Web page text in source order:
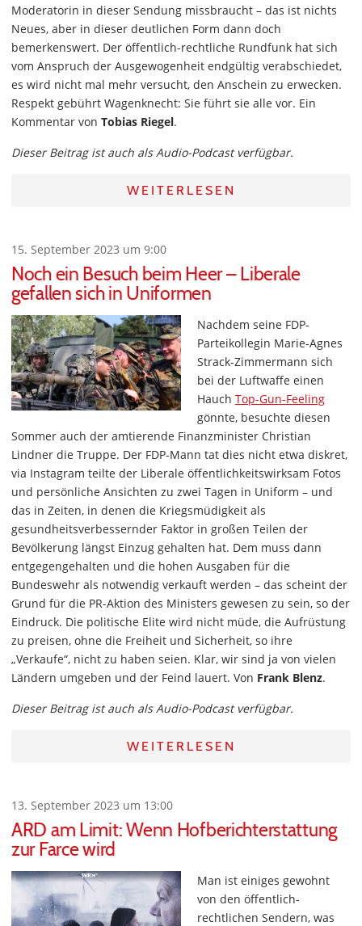
Moderatorin in dieser Sendung missbraucht – das ist nichts
Neues, aber in dieser deutlichen Form dann doch
bemerkenswert. Der öffentlich-rechtliche Rundfunk hat sich
vom Anspruch der Ausgewogenheit endgültig verabschiedet,
es wird nicht mal mehr versucht, den Anschein zu erwecken.
Respekt gebührt Wagenknecht: Sie führt sie alle vor. Ein
Kommentar von Tobias Riegel.
Dieser Beitrag ist auch als Audio-Podcast verfügbar.
WEITERLESEN
15. September 2023 um 9:00
Noch ein Besuch beim Heer – Liberale
gefallen sich in Uniformen
Nachdem seine FDP-
Parteikollegin Marie-Agnes
Strack-Zimmermann sich
bei der Luftwaffe einen
Hauch Top-Gun-Feeling
gönnte, besuchte diesen
Sommer auch der amtierende Finanzminister Christian
Lindner die Truppe. Der FDP-Mann tat dies nicht etwa diskret,
via Instagram teilte der Liberale öffentlichkeitswirksam Fotos
und persönliche Ansichten zu zwei Tagen in Uniform – und
das in Zeiten, in denen die Kriegsmüdigkeit als
gesundheitsverbessernder Faktor in großen Teilen der
Bevölkerung längst Einzug gehalten hat. Dem muss dann
entgegengehalten und die hohen Ausgaben für die
Bundeswehr als notwendig verkauft werden – das scheint der
Grund für die PR-Aktion des Ministers gewesen zu sein, so der
Eindruck. Die politische Elite wird nicht müde, die Aufrüstung
zu preisen, ohne die Freiheit und Sicherheit, so ihre
„Verkaufe“, nicht zu haben seien. Klar, wir sind ja von vielen
Ländern umgeben und der Feind lauert. Von Frank Blenz.
Dieser Beitrag ist auch als Audio-Podcast verfügbar.
WEITERLESEN
13. September 2023 um 13:00
ARD am Limit: Wenn Hofberichterstattung
zur Farce wird
Man ist einiges gewohnt
von den öffentlich-
rechtlichen Sendern, was